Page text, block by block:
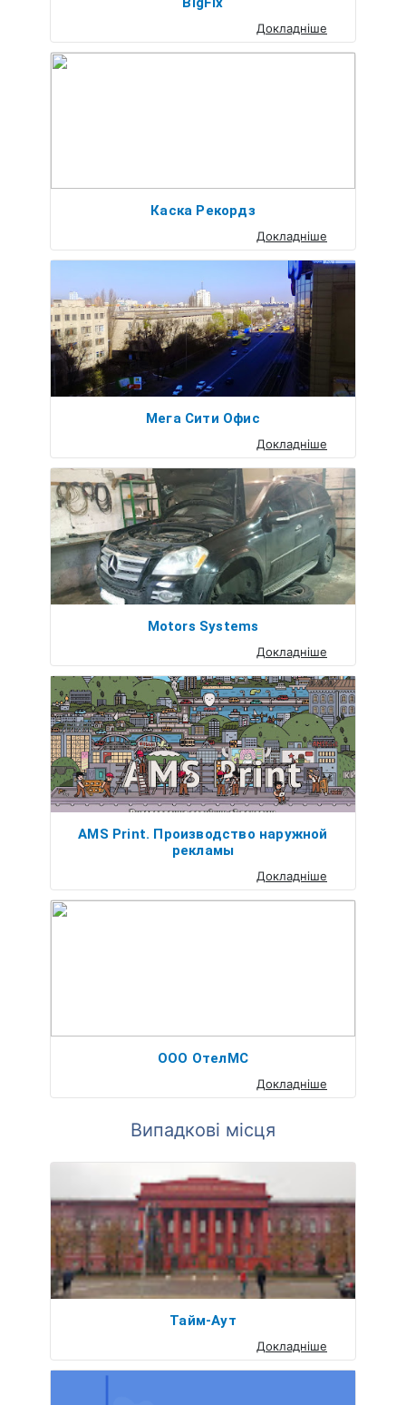
Докладніше
Каска Рекордз
Докладніше
Мега Сити Офис
Докладніше
Motors Systems
Докладніше
AMS Print. Производство наружной
рекламы
Докладніше
ООО ОтелМС
Докладніше
Випадкові місця
Тайм-Аут
Докладніше